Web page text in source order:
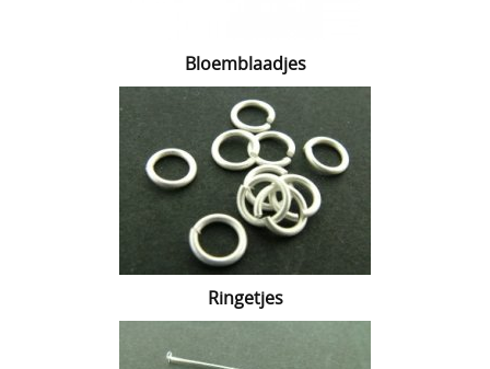
Bloemblaadjes
Ringetjes